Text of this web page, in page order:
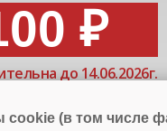
до 14.06.2026г.
₽
(в том числе